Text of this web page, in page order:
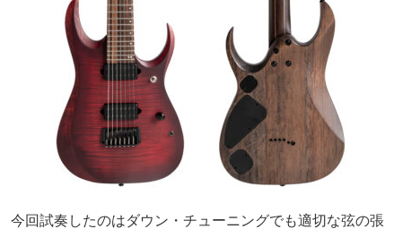
今回試奏したのはダウン・チューニングでも適切な弦の張